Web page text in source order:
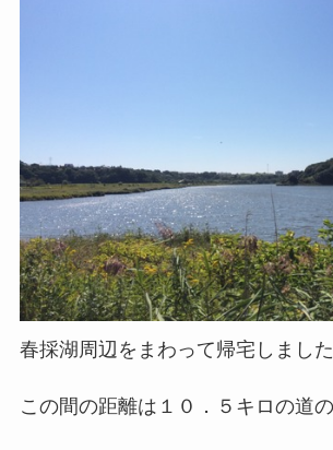
春採湖周辺をまわって帰宅しました
この間の距離は１０．５キロの道の